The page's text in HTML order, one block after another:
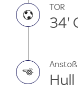
TOR
34'
Anstoß